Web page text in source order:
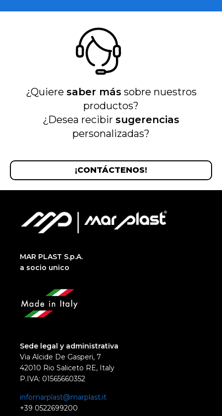
¿Quiere saber más sobre nuestros
productos?
¿Desea recibir sugerencias
personalizadas?
¡CONTÁCTENOS!
MAR PLAST S.p.A.
a socio unico
Sede legal y administrativa
Via Alcide De Gasperi, 7
42010 Rio Saliceto RE, Italy
P.IVA: 01565660352
infomarplast@marplast.it
+39 0522699200